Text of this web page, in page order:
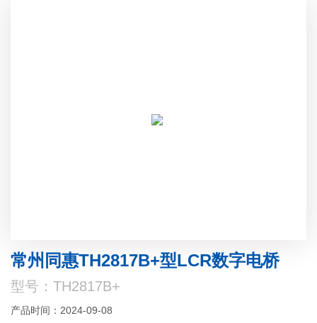
常州同惠TH2817B+型LCR数字电桥
型号：TH2817B+
产品时间：2024-09-08